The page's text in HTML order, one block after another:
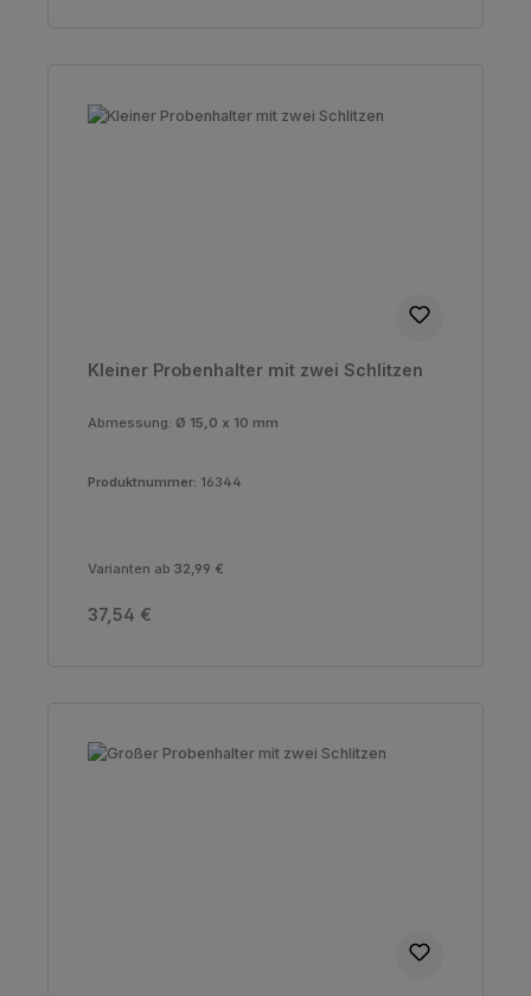
Kleiner Probenhalter mit zwei Schlitzen
Abmessung: Ø 15,0 x 10 mm
Produktnummer: 16344
Varianten ab 32,99 €
Regulärer Preis:
37,54 €